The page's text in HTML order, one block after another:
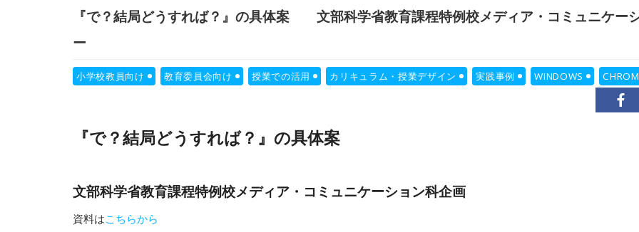
『で？結局どうすれば？』の具体案 文部科学省教育課程特例校メディア・コミュニケー
ー
小学校教員向け 教育委員会向け 授業での活用 カリキュラム・授業デザイン 実践事例 WINDOWS
『で？結局どうすれば？』の具体案
文部科学省教育課程特例校メディア・コミュニケーション科企画
資料はこちらから